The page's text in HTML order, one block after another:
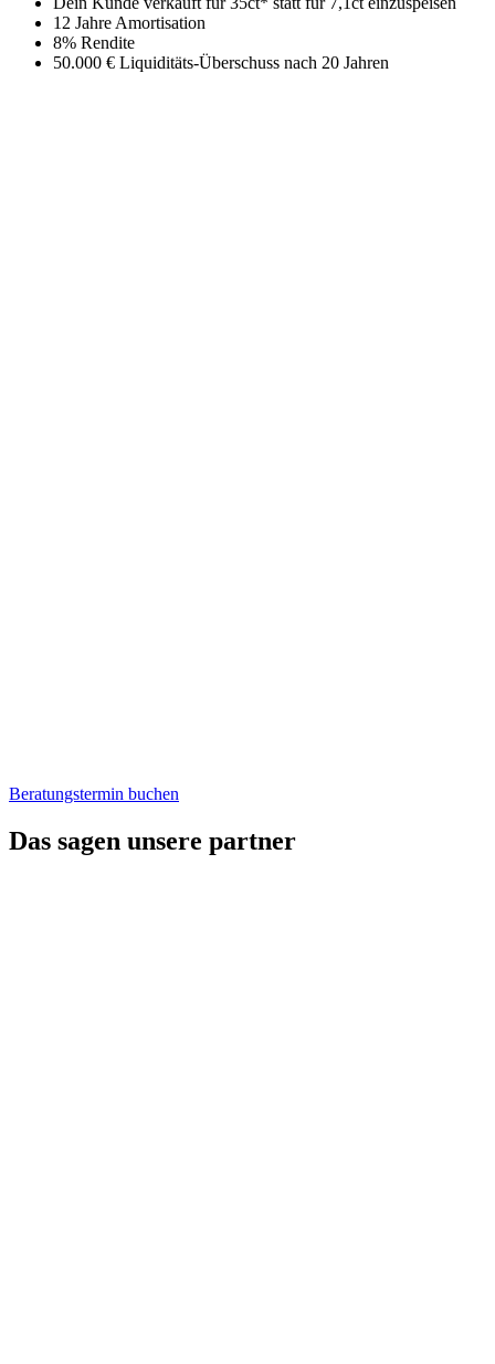
12 Jahre Amortisation
8% Rendite
50.000 € Liquiditäts-Überschuss nach 20 Jahren
Beratungstermin buchen
Das sagen unsere partner